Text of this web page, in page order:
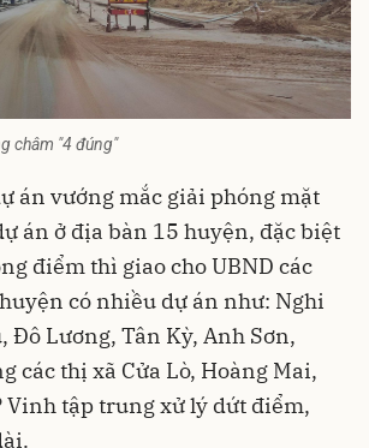
châm "4 đúng"
án vướng mắc giải phóng mặt
án ở địa bàn 15 huyện, đặc biệt
điểm thì giao cho UBND các
có nhiều dự án như: Nghi
Đô Lương, Tân Kỳ, Anh Sơn,
các thị xã Cửa Lò, Hoàng Mai,
Vinh tập trung xử lý dứt điểm,